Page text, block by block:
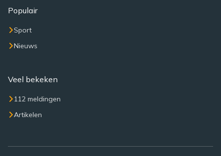
Populair
Sport
Nieuws
Veel bekeken
112 meldingen
Artikelen